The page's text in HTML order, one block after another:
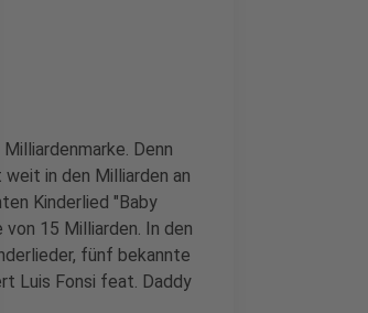
Denn
in den Milliarden an
Kinderlied "Baby
von 15 Milliarden. In den
fünf bekannte
Luis Fonsi feat. Daddy